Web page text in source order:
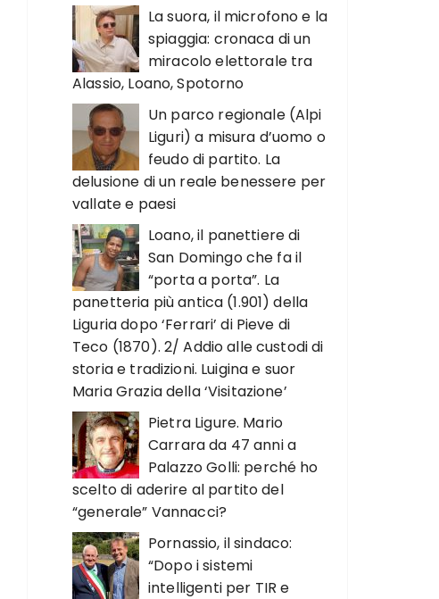
La suora, il microfono e la
spiaggia: cronaca di un
miracolo elettorale tra
Alassio, Loano, Spotorno
Un parco regionale (Alpi
Liguri) a misura d’uomo o
feudo di partito. La
delusione di un reale benessere per
vallate e paesi
Loano, il panettiere di
San Domingo che fa il
“porta a porta”. La
panetteria più antica (1.901) della
Liguria dopo ‘Ferrari’ di Pieve di
Teco (1870). 2/ Addio alle custodi di
storia e tradizioni. Luigina e suor
Maria Grazia della ‘Visitazione’
Pietra Ligure. Mario
Carrara da 47 anni a
Palazzo Golli: perché ho
scelto di aderire al partito del
“generale” Vannacci?
Pornassio, il sindaco:
“Dopo i sistemi
intelligenti per TIR e